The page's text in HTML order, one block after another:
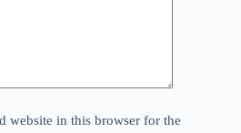
website in this browser for the